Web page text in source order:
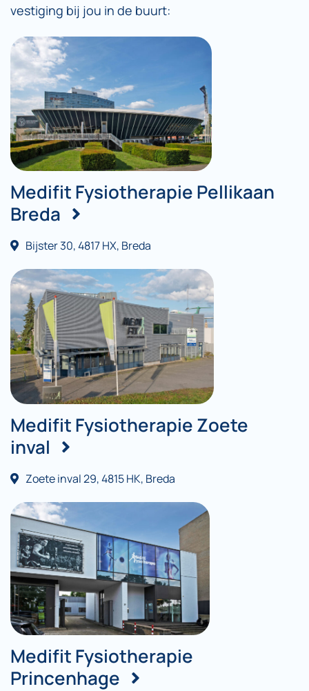
vestiging bij jou in de buurt:
Medifit Fysiotherapie Pellikaan
Breda
Bijster 30, 4817 HX, Breda
Medifit Fysiotherapie Zoete
inval
Zoete inval 29, 4815 HK, Breda
Medifit Fysiotherapie
Princenhage